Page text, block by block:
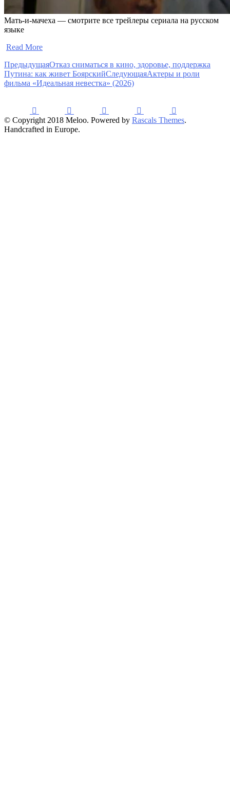
Мать-и-мачеха — смотрите все трейлеры сериала на русском
языке
Read More
ПредыдущаяОтказ сниматься в кино, здоровье, поддержка
Путина: как живет БоярскийСледующаяАктеры и роли
фильма «Идеальная невестка» (2026)
© Copyright 2018 Meloo. Powered by Rascals Themes.
Handcrafted in Europe.